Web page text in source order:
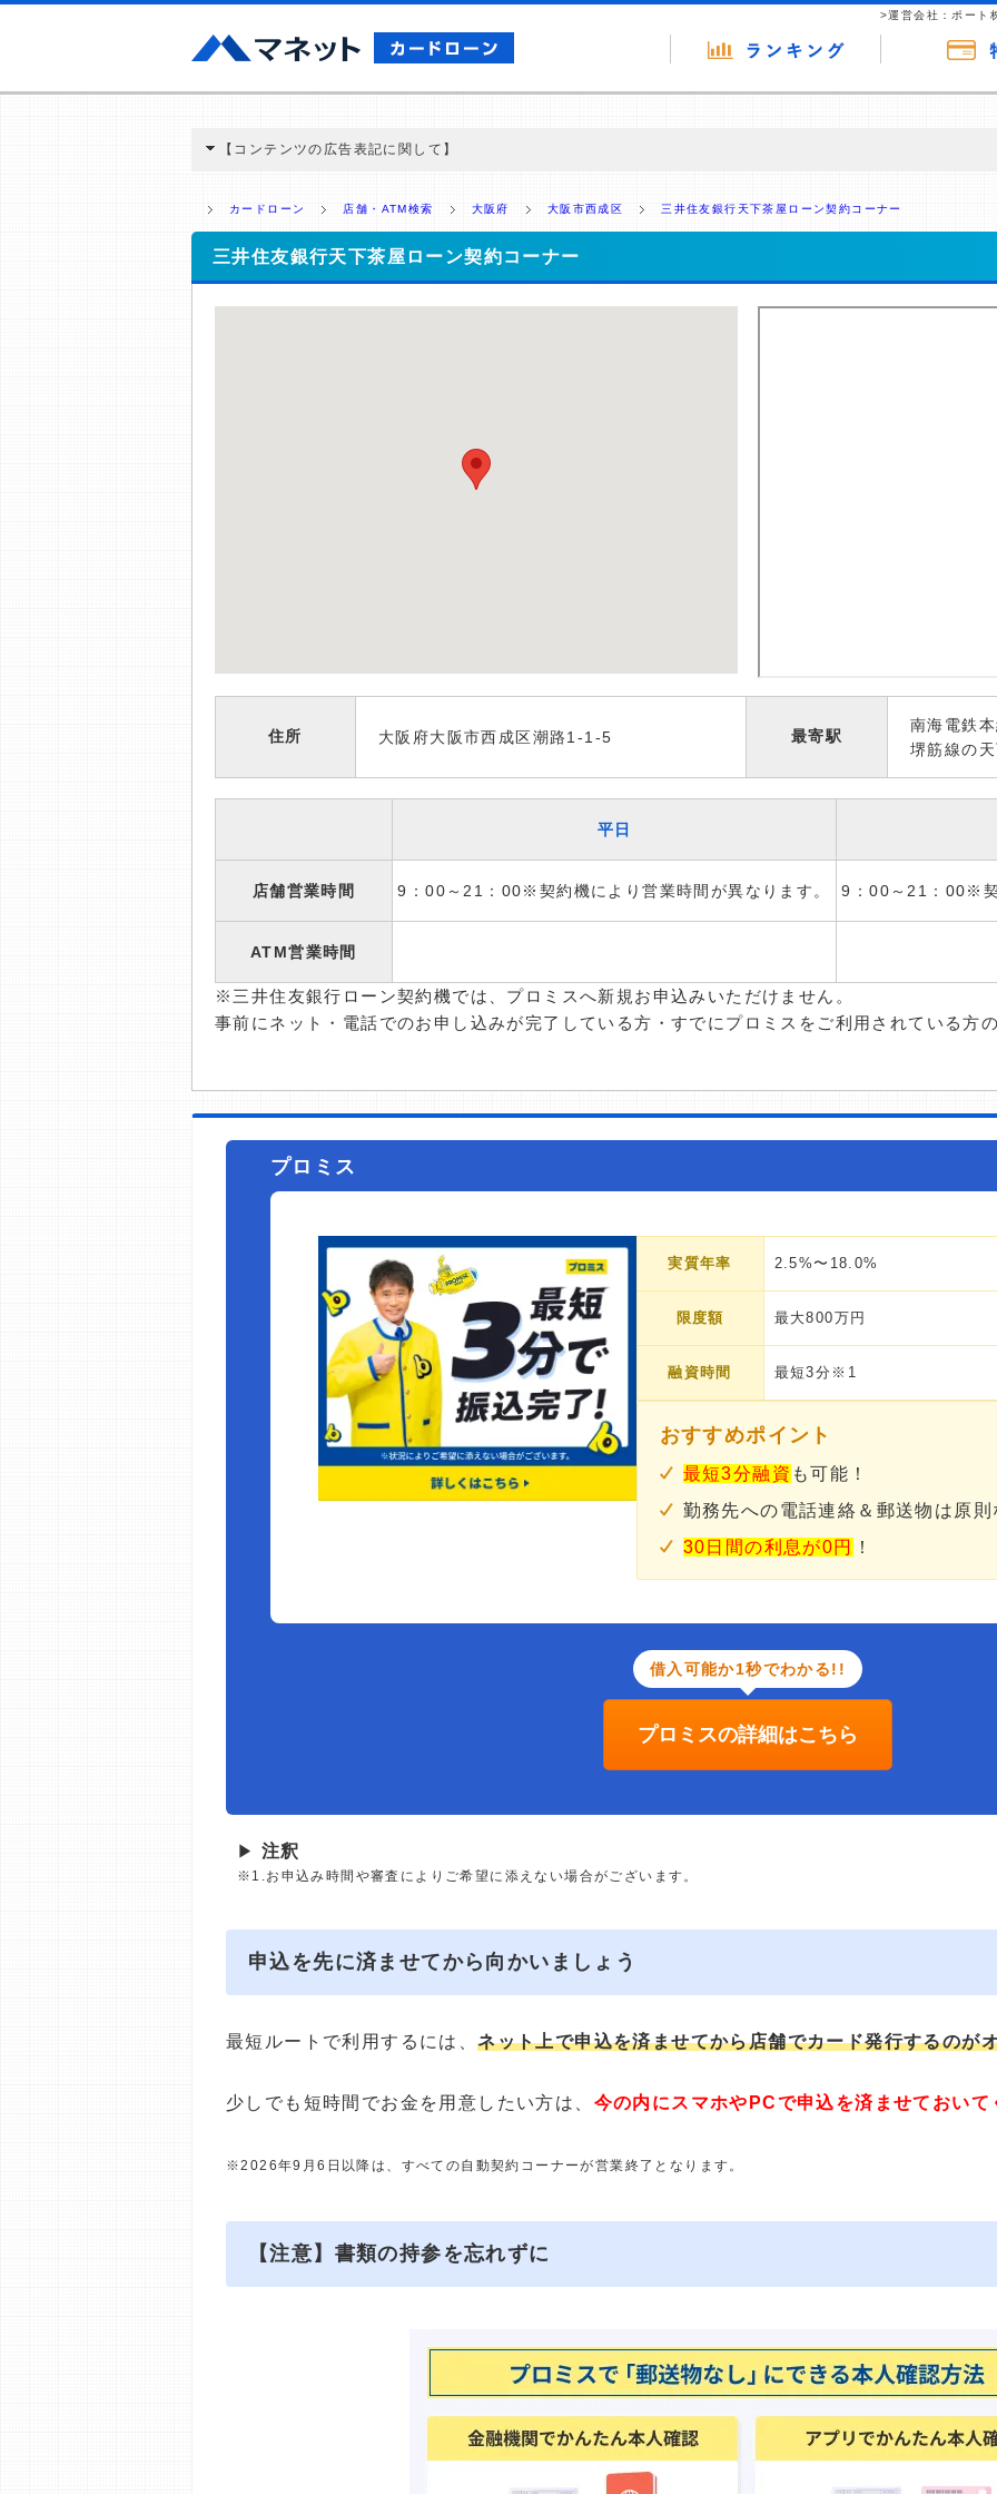
>運営会社：ポート
【コンテンツの広告表記に関して】
ミ収集などに基づき、公平性を担保した情報提供を行っています。
>提携企業一覧
カードローン 店舗・ATM検索 大阪府 大阪市西成区 三井住友銀行天下茶屋ローン契約コーナー
三井住友銀行天下茶屋ローン契約コーナー
住所 大阪府大阪市西成区潮路1-1-5 最寄駅
南海電鉄
堺筋線の
平日
店舗営業時間 9：00～21：00※契約機により営業時間が異なります。 9：00～21：00※
ATM営業時間
※三井住友銀行ローン契約機では、プロミスへ新規お申込みいただけません。
事前にネット・電話でのお申し込みが完了している方・すでにプロミスをご利用されている方
プロミス
実質年率 2.5%〜18.0%
限度額 最大800万円
融資時間 最短3分※1
おすすめポイント
最短3分融資 も可能！
勤務先への電話連絡＆郵送物は原則
30日間の利息が0円
！
借入可能か1秒でわかる!!
プロミスの詳細はこちら
▶ 注釈
※1.お申込み時間や審査によりご希望に添えない場合がございます。
申込を先に済ませてから向かいましょう
最短ルートで利用するには、ネット上で申込を済ませてから店舗でカード発行するのが
少しでも短時間でお金を用意したい方は、 今の内にスマホやPCで申込を済ませておいて
※2026年9月6日以降は、すべての自動契約コーナーが営業終了となります。
【注意】書類の持参を忘れずに